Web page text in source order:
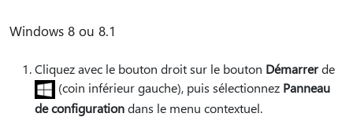
Windows 8 ou 8.1
Cliquez avec le bouton droit sur le bouton Démarrerde
(coin inférieur gauche), puis sélectionnez Panneau
de configurationdans le menu contextuel.